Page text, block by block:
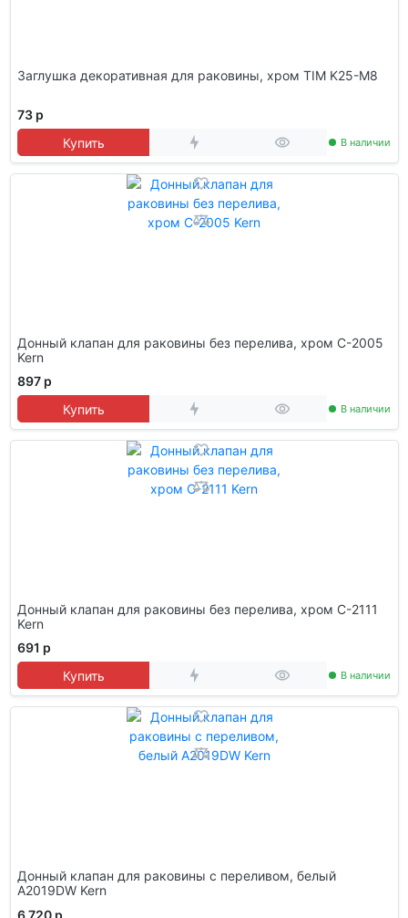
Заглушка декоративная для раковины, хром TIM K25-M8
73 р
Купить
В наличии
Донный клапан для раковины без перелива, хром C-2005
Kern
897 р
Купить
В наличии
Донный клапан для раковины без перелива, хром C-2111
Kern
691 р
Купить
В наличии
Донный клапан для раковины с переливом, белый
A2019DW Kern
6 720 р